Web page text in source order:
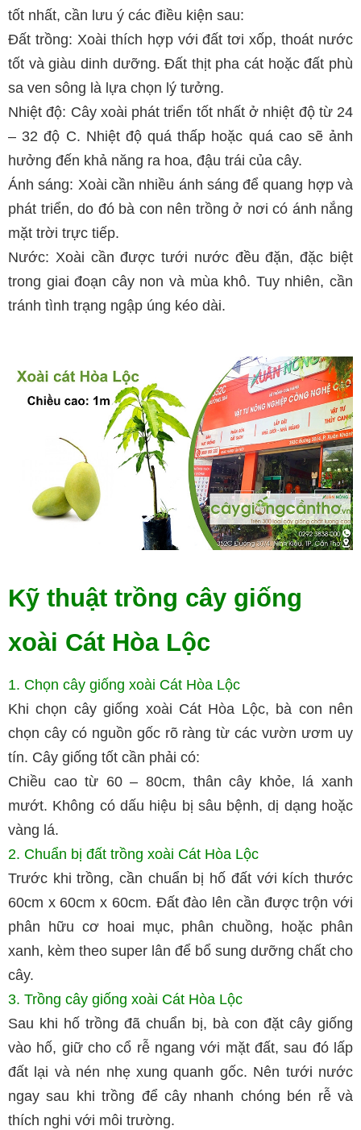
tốt nhất, cần lưu ý các điều kiện sau:
Đất trồng: Xoài thích hợp với đất tơi xốp, thoát nước
tốt và giàu dinh dưỡng. Đất thịt pha cát hoặc đất phù
sa ven sông là lựa chọn lý tưởng.
Nhiệt độ: Cây xoài phát triển tốt nhất ở nhiệt độ từ 24
– 32 độ C. Nhiệt độ quá thấp hoặc quá cao sẽ ảnh
hưởng đến khả năng ra hoa, đậu trái của cây.
Ánh sáng: Xoài cần nhiều ánh sáng để quang hợp và
phát triển, do đó bà con nên trồng ở nơi có ánh nắng
mặt trời trực tiếp.
Nước: Xoài cần được tưới nước đều đặn, đặc biệt
trong giai đoạn cây non và mùa khô. Tuy nhiên, cần
tránh tình trạng ngập úng kéo dài.
Kỹ thuật trồng cây giống
xoài Cát Hòa Lộc
1. Chọn cây giống xoài Cát Hòa Lộc
Khi chọn cây giống xoài Cát Hòa Lộc, bà con nên
chọn cây có nguồn gốc rõ ràng từ các vườn ươm uy
tín. Cây giống tốt cần phải có:
Chiều cao từ 60 – 80cm, thân cây khỏe, lá xanh
mướt. Không có dấu hiệu bị sâu bệnh, dị dạng hoặc
vàng lá.
2. Chuẩn bị đất trồng xoài Cát Hòa Lộc
Trước khi trồng, cần chuẩn bị hố đất với kích thước
60cm x 60cm x 60cm. Đất đào lên cần được trộn với
phân hữu cơ hoai mục, phân chuồng, hoặc phân
xanh, kèm theo super lân để bổ sung dưỡng chất cho
cây.
3. Trồng cây giống xoài Cát Hòa Lộc
Sau khi hố trồng đã chuẩn bị, bà con đặt cây giống
vào hố, giữ cho cổ rễ ngang với mặt đất, sau đó lấp
đất lại và nén nhẹ xung quanh gốc. Nên tưới nước
ngay sau khi trồng để cây nhanh chóng bén rễ và
thích nghi với môi trường.